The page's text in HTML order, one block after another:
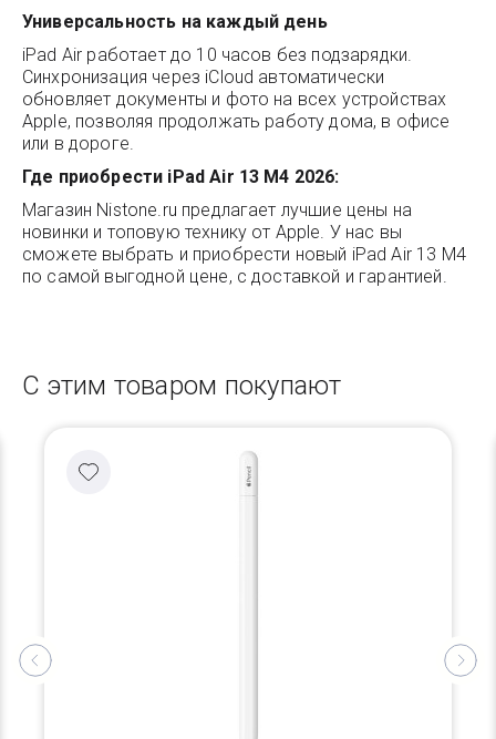
Универсальность на каждый день
iPad Air работает до 10 часов без подзарядки.
Синхронизация через iCloud автоматически
обновляет документы и фото на всех устройствах
Apple, позволяя продолжать работу дома, в офисе
или в дороге.
Где приобрести iPad Air 13 M4 2026:
Магазин Nistone.ru предлагает лучшие цены на
новинки и топовую технику от Apple. У нас вы
сможете выбрать и приобрести новый iPad Air 13 M4
по самой выгодной цене, с доставкой и гарантией.
С этим товаром покупают